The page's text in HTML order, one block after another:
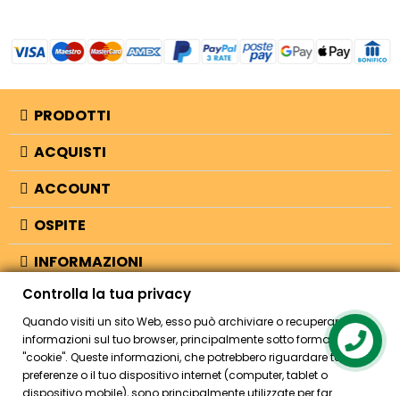
PRODOTTI
ACQUISTI
ACCOUNT
OSPITE
INFORMAZIONI
NEGOZIO
© 2026 - Bellearti.it -credits
Controlla la tua privacy
Quando visiti un sito Web, esso può archiviare o recuperare
informazioni sul tuo browser, principalmente sotto forma di
"cookie". Queste informazioni, che potrebbero riguardare te, le tue
preferenze o il tuo dispositivo internet (computer, tablet o
dispositivo mobile), sono principalmente utilizzate per far
Contact us